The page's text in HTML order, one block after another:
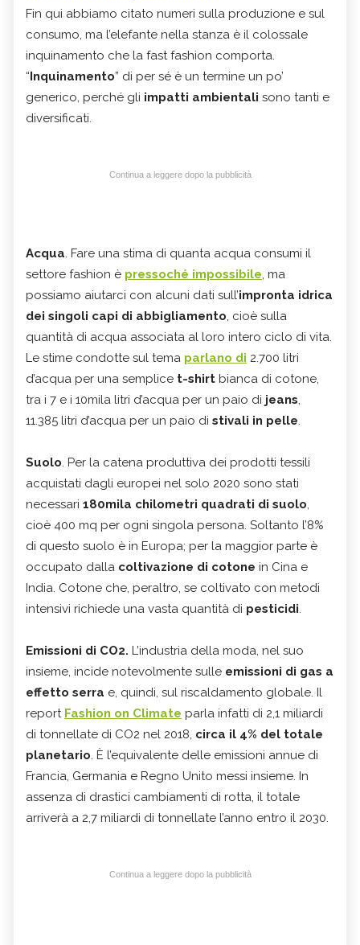
Fin qui abbiamo citato numeri sulla produzione e sul
consumo, ma l’elefante nella stanza è il colossale
inquinamento che la fast fashion comporta.
“Inquinamento” di per sé è un termine un po’
generico, perché gli impatti ambientali sono tanti e
diversificati.
Continua a leggere dopo la pubblicità
Acqua. Fare una stima di quanta acqua consumi il
settore fashion è pressoché impossibile, ma
possiamo aiutarci con alcuni dati sull’impronta idrica
dei singoli capi di abbigliamento, cioè sulla
quantità di acqua associata al loro intero ciclo di vita.
Le stime condotte sul tema parlano di 2.700 litri
d’acqua per una semplice t-shirt bianca di cotone,
tra i 7 e i 10mila litri d’acqua per un paio di jeans,
11.385 litri d’acqua per un paio di stivali in pelle.
Suolo. Per la catena produttiva dei prodotti tessili
acquistati dagli europei nel solo 2020 sono stati
necessari 180mila chilometri quadrati di suolo,
cioè 400 mq per ogni singola persona. Soltanto l’8%
di questo suolo è in Europa; per la maggior parte è
occupato dalla coltivazione di cotone in Cina e
India. Cotone che, peraltro, se coltivato con metodi
intensivi richiede una vasta quantità di pesticidi.
Emissioni di CO2. L’industria della moda, nel suo
insieme, incide notevolmente sulle emissioni di gas a
effetto serra e, quindi, sul riscaldamento globale. Il
report Fashion on Climate parla infatti di 2,1 miliardi
di tonnellate di CO2 nel 2018, circa il 4% del totale
planetario. È l’equivalente delle emissioni annue di
Francia, Germania e Regno Unito messi insieme. In
assenza di drastici cambiamenti di rotta, il totale
arriverà a 2,7 miliardi di tonnellate l’anno entro il 2030.
Continua a leggere dopo la pubblicità